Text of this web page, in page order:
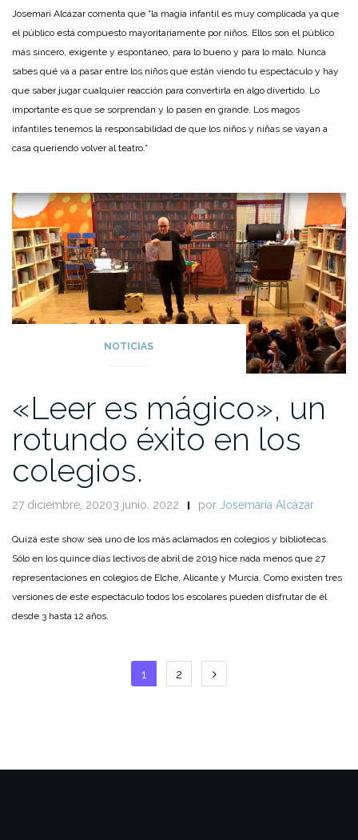
Josemari Alcázar comenta que “la magia infantil es muy complicada ya que
el público está compuesto mayoritariamente por niños. Ellos son el público
más sincero, exigente y espontáneo, para lo bueno y para lo malo. Nunca
sabes qué va a pasar entre los niños que están viendo tu espectáculo y hay
que saber jugar cualquier reacción para convertirla en algo divertido. Lo
importante es que se sorprendan y lo pasen en grande. Los magos
infantiles tenemos la responsabilidad de que los niños y niñas se vayan a
casa queriendo volver al teatro.”
NOTICIAS
«Leer es mágico», un
rotundo éxito en los
colegios.
27 diciembre, 20203 junio, 2022 por Josemaría Alcázar
Quizá este show sea uno de los más aclamados en colegios y bibliotecas.
Sólo en los quince días lectivos de abril de 2019 hice nada menos que 27
representaciones en colegios de Elche, Alicante y Murcia. Como existen tres
versiones de este espectáculo todos los escolares pueden disfrutar de él
desde 3 hasta 12 años.
Paginación
1 2